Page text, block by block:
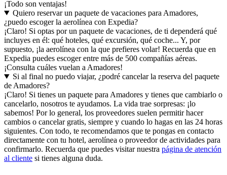
¡Todo son ventajas!
Quiero reservar un paquete de vacaciones para Amadores,
¿puedo escoger la aerolínea con Expedia?
¡Claro! Si optas por un paquete de vacaciones, de ti dependerá qué
incluyes en él: qué hoteles, qué excursión, qué coche... Y, por
supuesto, ¡la aerolínea con la que prefieres volar! Recuerda que en
Expedia puedes escoger entre más de 500 compañías aéreas.
¡Consulta cuáles vuelan a Amadores!
Si al final no puedo viajar, ¿podré cancelar la reserva del paquete
de Amadores?
¡Claro! Si tienes un paquete para Amadores y tienes que cambiarlo o
cancelarlo, nosotros te ayudamos. La vida trae sorpresas: ¡lo
sabemos! Por lo general, los proveedores suelen permitir hacer
cambios o cancelar gratis, siempre y cuando lo hagas en las 24 horas
siguientes. Con todo, te recomendamos que te pongas en contacto
directamente con tu hotel, aerolínea o proveedor de actividades para
confirmarlo. Recuerda que puedes visitar nuestra página de atención
al cliente si tienes alguna duda.